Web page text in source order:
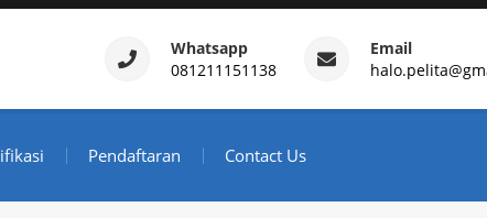
– Daftar
Whatsapp
081211151138
Email
Pendaftaran Contact Us